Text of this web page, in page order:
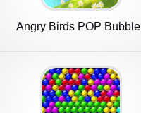
Angry Birds POP Bubble